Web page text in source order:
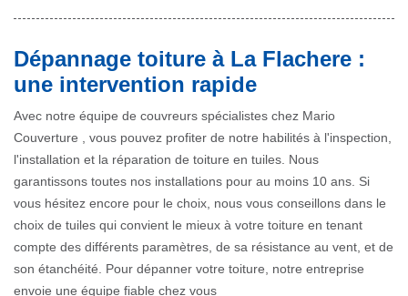
Dépannage toiture à La Flachere :
une intervention rapide
Avec notre équipe de couvreurs spécialistes chez Mario
Couverture , vous pouvez profiter de notre habilités à l'inspection,
l'installation et la réparation de toiture en tuiles. Nous
garantissons toutes nos installations pour au moins 10 ans. Si
vous hésitez encore pour le choix, nous vous conseillons dans le
choix de tuiles qui convient le mieux à votre toiture en tenant
compte des différents paramètres, de sa résistance au vent, et de
son étanchéité. Pour dépanner votre toiture, notre entreprise
envoie une équipe fiable chez vous